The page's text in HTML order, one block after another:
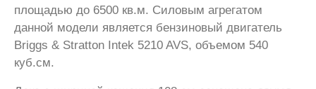
площадью до 6500 кв.м. Силовым агрегатом
данной модели является бензиновый двигатель
Briggs & Stratton Intek 5210 AVS, объемом 540
куб.см.